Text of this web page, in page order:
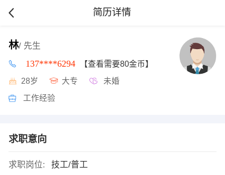
简历详情
林/ 先生
137****6294 【查看需要80金币】
28岁 大专 未婚
工作经验
求职意向
求职岗位:
技工/普工